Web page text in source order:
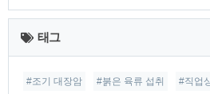
최
근
글
태그
#조기 대장암 #붉은 육류 섭취 #직업